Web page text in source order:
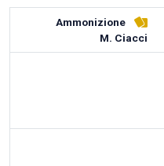
Ammonizione
M. Ciacci